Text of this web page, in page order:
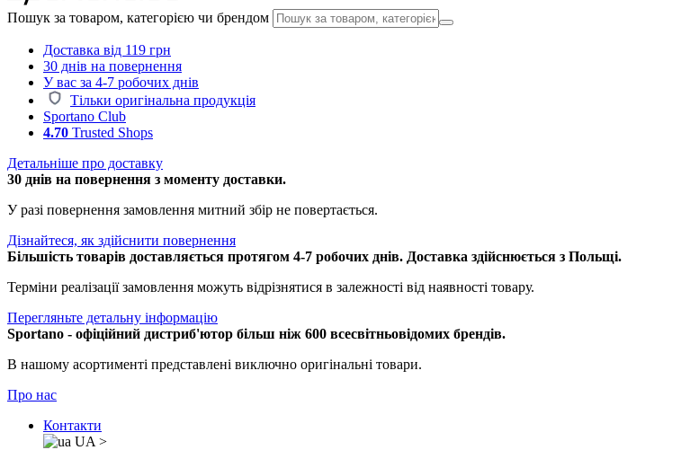
Пошук за товаром, категорією чи брендом
Доставка від 119 грн
30 днів на повернення
У вас за 4-7 робочих днів
Тільки оригінальна продукція
Sportano Club
4.70 Trusted Shops
Детальніше про доставку
30 днів на повернення з моменту доставки.
У разі повернення замовлення митний збір не повертається.
Дізнайтеся, як здійснити повернення
Більшість товарів доставляється протягом 4-7 робочих днів. Доставка здійснюється з Польщі.
Терміни реалізації замовлення можуть відрізнятися в залежності від наявності товару.
Перегляньте детальну інформацію
Sportano - офіційний дистриб'ютор більш ніж 600 всесвітньовідомих брендів.
В нашому асортименті представлені виключно оригінальні товари.
Про нас
Контакти
UA >